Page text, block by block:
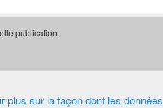
publication.
plus sur la façon dont les données